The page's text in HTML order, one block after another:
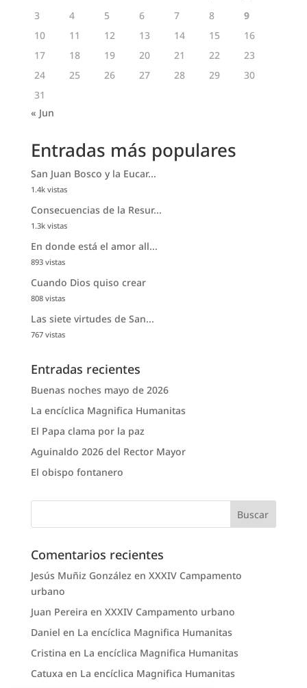
3
4 5 6 7 8
9
10
11 12 13 14 15
16
17
18 19 20 21 22
23
24
25 26 27 28 29
30
31
« Jun
Entradas más populares
San Juan Bosco y la Eucar...
1.4k vistas
Consecuencias de la Resur...
1.3k vistas
En donde está el amor all...
893 vistas
Cuando Dios quiso crear
808 vistas
Las siete virtudes de San...
767 vistas
Entradas recientes
Buenas noches mayo de 2026
La encíclica Magnifica Humanitas
El Papa clama por la paz
Aguinaldo 2026 del Rector Mayor
El obispo fontanero
Comentarios recientes
Jesús Muñiz González en XXXIV Campamento
urbano
Juan Pereira en XXXIV Campamento urbano
Daniel en La encíclica Magnifica Humanitas
Cristina en La encíclica Magnifica Humanitas
Catuxa en La encíclica Magnifica Humanitas